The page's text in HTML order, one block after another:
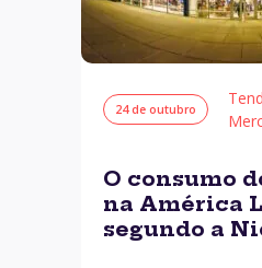
24 de outubro
O consumo
na América
segundo a